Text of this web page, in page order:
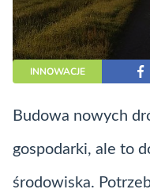
INNOWACJE
Budowa nowych
gospodarki, ale to
środowiska.